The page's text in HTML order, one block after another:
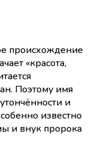
происхождение
«красота,
Поэтому имя
и
известно
и внук пророка